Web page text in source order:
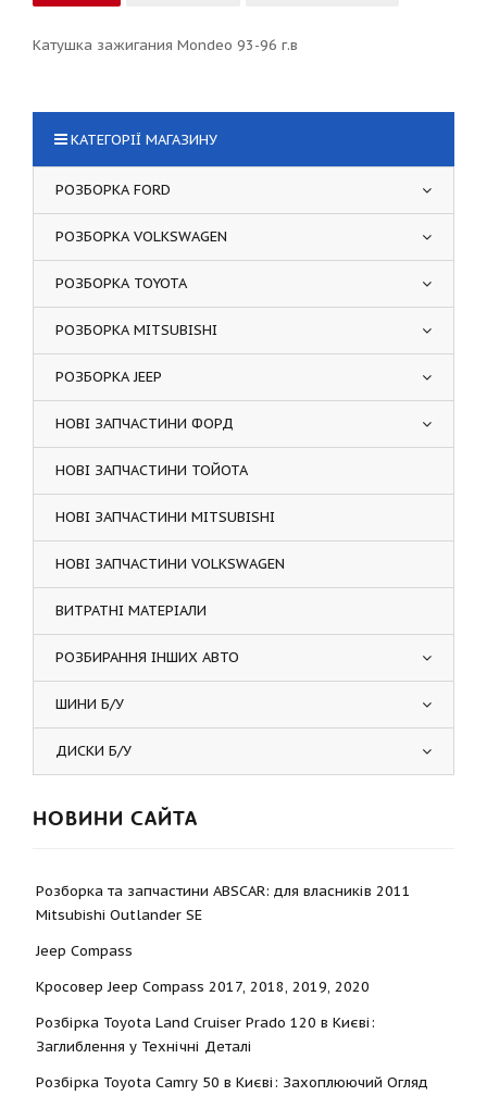
Катушка зажигания Mondeo 93-96 г.в
КАТЕГОРІЇ МАГАЗИНУ
РОЗБОРКА FORD
РОЗБОРКА VOLKSWAGEN
РОЗБОРКА TOYOTA
РОЗБОРКА MITSUBISHI
РОЗБОРКА JEEP
НОВІ ЗАПЧАСТИНИ ФОРД
НОВІ ЗАПЧАСТИНИ ТОЙОТА
НОВІ ЗАПЧАСТИНИ MITSUBISHI
НОВІ ЗАПЧАСТИНИ VOLKSWAGEN
ВИТРАТНІ МАТЕРІАЛИ
РОЗБИРАННЯ ІНШИХ АВТО
ШИНИ Б/У
ДИСКИ Б/У
НОВИНИ САЙТА
Розборка та запчастини ABSCAR: для власників 2011
Mitsubishi Outlander SE
Jeep Compass
Кросовер Jeep Compass 2017, 2018, 2019, 2020
Розбірка Toyota Land Cruiser Prado 120 в Києві:
Заглиблення у Технічні Деталі
Розбірка Toyota Camry 50 в Києві: Захоплюючий Огляд